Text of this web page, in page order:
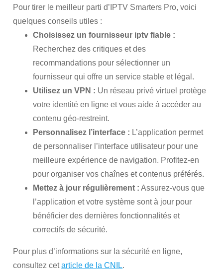
Pour tirer le meilleur parti d’IPTV Smarters Pro, voici
quelques conseils utiles :
Choisissez unfournisseur iptv fiable :
Recherchez des critiques et des
recommandations pour sélectionner un
fournisseur qui offre un service stable et légal.
Utilisez un VPN : Un réseau privé virtuel protège
votre identité en ligne et vous aide à accéder au
contenu géo-restreint.
Personnalisez l’interface : L’application permet
de personnaliser l’interface utilisateur pour une
meilleure expérience de navigation. Profitez-en
pour organiser vos chaînes et contenus préférés.
Mettez à jour régulièrement : Assurez-vous que
l’application et votre système sont à jour pour
bénéficier des dernières fonctionnalités et
correctifs de sécurité.
Pour plus d’informations sur la sécurité en ligne,
consultez cetarticle de la CNIL.